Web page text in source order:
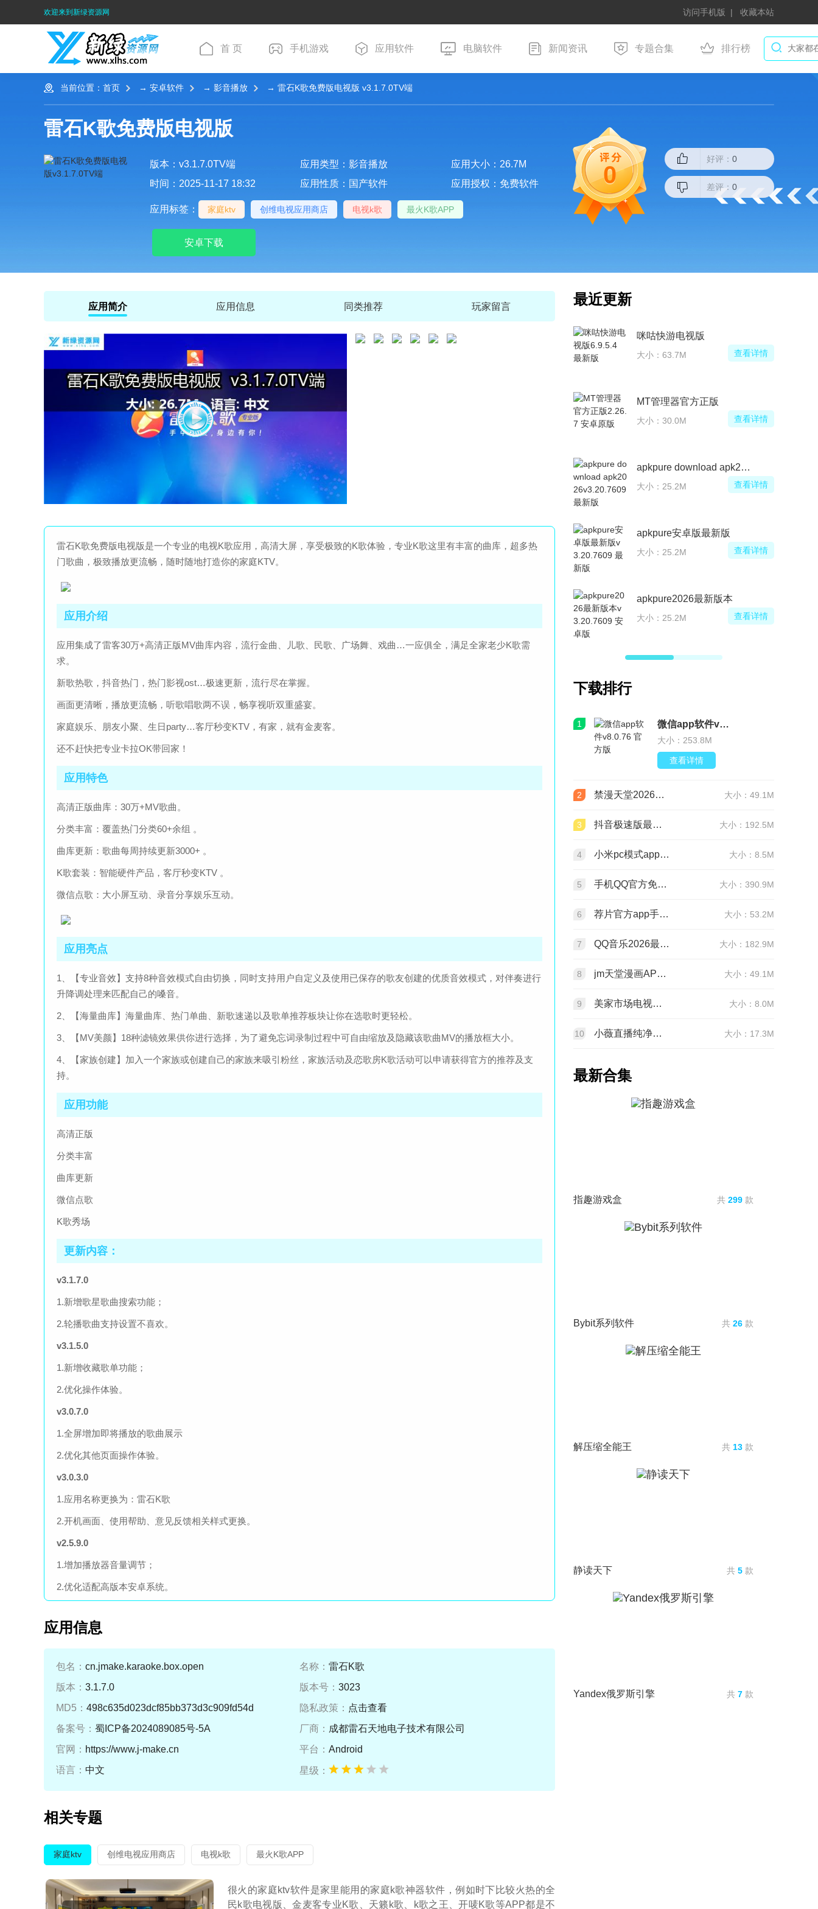
欢迎来到新绿资源网 访问手机版 收藏本站
首 页 手机游戏 应用软件 电脑软件 新闻资讯 专题合集 排行榜
当前位置： 首页 → 安卓软件 → 影音播放 → 雷石K歌免费版电视版 v3.1.7.0TV端
雷石K歌免费版电视版
版本：v3.1.7.0TV端 应用类型：影音播放
应用大小：26.7M
时间：2025-11-17 18:32
应用性质：国产软件 应用授权：免费软件
应用标签： 家庭ktv 创维电视应用商店 电视k歌 最火K歌APP
安卓下载
0
好评： 0
差评： 0
应用简介 应用信息 同类推荐 玩家留言
雷石K歌免费版电视版是一个专业的电视K歌应用，高清大屏，享受极致的K歌体验，专业K歌这里有丰富的曲库，超多热
门歌曲，极致播放更流畅，随时随地打造你的家庭KTV。
应用介绍
应用集成了雷客30万+高清正版MV曲库内容，流行金曲、儿歌、民歌、广场舞、戏曲…一应俱全，满足全家老少K歌需
求。
新歌热歌，抖音热门，热门影视ost…极速更新，流行尽在掌握。
画面更清晰，播放更流畅，听歌唱歌两不误，畅享视听双重盛宴。
家庭娱乐、朋友小聚、生日party…客厅秒变KTV，有家，就有金麦客。
还不赶快把专业卡拉OK带回家！
应用特色
高清正版曲库：30万+MV歌曲。
分类丰富：覆盖热门分类60+余组 。
曲库更新：歌曲每周持续更新3000+ 。
K歌套装：智能硬件产品，客厅秒变KTV 。
微信点歌：大小屏互动、录音分享娱乐互动。
应用亮点
1、【专业音效】支持8种音效模式自由切换，同时支持用户自定义及使用已保存的歌友创建的优质音效模式，对伴奏进行
升降调处理来匹配自己的嗓音。
2、【海量曲库】海量曲库、热门单曲、新歌速递以及歌单推荐板块让你在选歌时更轻松。
3、【MV美颜】18种滤镜效果供你进行选择，为了避免忘词录制过程中可自由缩放及隐藏该歌曲MV的播放框大小。
4、【家族创建】加入一个家族或创建自己的家族来吸引粉丝，家族活动及恋歌房K歌活动可以申请获得官方的推荐及支
持。
应用功能
高清正版
分类丰富
曲库更新
微信点歌
K歌秀场
更新内容：
v3.1.7.0
1.新增歌星歌曲搜索功能；
2.轮播歌曲支持设置不喜欢。
v3.1.5.0
1.新增收藏歌单功能；
2.优化操作体验。
v3.0.7.0
1.全屏增加即将播放的歌曲展示
2.优化其他页面操作体验。
v3.0.3.0
1.应用名称更换为：雷石K歌
2.开机画面、使用帮助、意见反馈相关样式更换。
v2.5.9.0
1.增加播放器音量调节；
2.优化适配高版本安卓系统。
应用信息
包名： cn.jmake.karaoke.box.open 名称： 雷石K歌
版本： 3.1.7.0 版本号： 3023
MD5： 498c635d023dcf85bb373d3c909fd54d 隐私政策： 点击查看
备案号： 蜀ICP备2024089085号-5A 厂商： 成都雷石天地电子技术有限公司
官网： https://www.j-make.cn 平台： Android
语言： 中文 星级：
相关专题
家庭ktv 创维电视应用商店 电视k歌 最火K歌APP
很火的家庭ktv软件是家里能用的家庭k歌神器软件，例如时下比较火热的全
民k歌电视版、金麦客专业K歌、天籁k歌、k歌之王、开唛K歌等APP都是不
最近更新
咪咕快游电视版
大小：63.7M 查看详情
MT管理器官方正版
大小：30.0M 查看详情
apkpure download apk2026
大小：25.2M 查看详情
apkpure安卓版最新版
大小：25.2M 查看详情
apkpure2026最新版本
大小：25.2M 查看详情
下载排行
1 微信app软件v8.0.76 官方版
大小：253.8M
查看详情
2 禁漫天堂2026最新版安装包(JMComic3)v2.0.29安卓版 大小：49.1M
3 抖音极速版最新版本官方版2026v39.7.0安卓版 大小：192.5M
4 小米pc模式app安装包(小米pc模式beta版)v12.1.208.5平板版 大小：8.5M
5 手机QQ官方免费最新版v9.3.25 官方正版 大小：390.9M
6 荐片官方app手机最新版v4.2.5安卓版 大小：53.2M
7 QQ音乐2026最新版app20.6.5.8 官方安卓版 大小：182.9M
8 jm天堂漫画APP安装包v2.0.29安卓最新版 大小：49.1M
9 美家市场电视版安装包v3.3.1安卓TV版 大小：8.0M
10 小薇直播纯净版tv版安装包v2.7.0.6足道纯净版 大小：17.3M
最新合集
指趣游戏盒 共 299 款
Bybit系列软件 共 26 款
解压缩全能王 共 13 款
静读天下 共 5 款
Yandex俄罗斯引擎 共 7 款